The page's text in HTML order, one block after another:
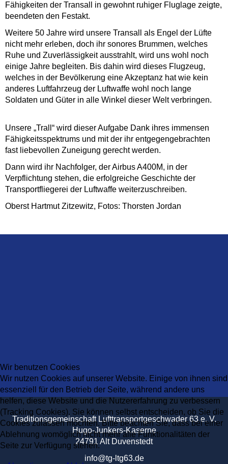
Fähigkeiten der Transall in gewohnt ruhiger Fluglage zeigte,
beendeten den Festakt.
Weitere 50 Jahre wird unsere Transall als Engel der Lüfte
nicht mehr erleben, doch ihr sonores Brummen, welches
Ruhe und Zuverlässigkeit ausstrahlt, wird uns wohl noch
einige Jahre begleiten. Bis dahin wird dieses Flugzeug,
welches in der Bevölkerung eine Akzeptanz hat wie kein
anderes Luftfahrzeug der Luftwaffe wohl noch lange
Soldaten und Güter in alle Winkel dieser Welt verbringen.
Unsere „Trall“ wird dieser Aufgabe Dank ihres immensen
Fähigkeitsspektrums und mit der ihr entgegengebrachten
fast liebevollen Zuneigung gerecht werden.
Dann wird ihr Nachfolger, der Airbus A400M, in der
Verpflichtung stehen, die erfolgreiche Geschichte der
Transportfliegerei der Luftwaffe weiterzuschreiben.
Oberst Hartmut Zitzewitz, Fotos: Thorsten Jordan
Traditionsgemeinschaft Lufttransportgeschwader 63 e. V.
Hugo-Junkers-Kaserne
24791 Alt Duvenstedt
info@tg-ltg63.de
Wir benutzen Cookies
Wir nutzen Cookies auf unserer Website. Einige von ihnen sind
essenziell für den Betrieb der Seite, während andere uns
helfen, diese Website und die Nutzererfahrung zu verbessern
(Tracking Cookies). Sie können selbst entscheiden, ob Sie die
Cookies zulassen möchten. Bitte beachten Sie, dass bei einer
Ablehnung womöglich nicht mehr alle Funktionalitäten der
Seite zur Verfügung stehen.